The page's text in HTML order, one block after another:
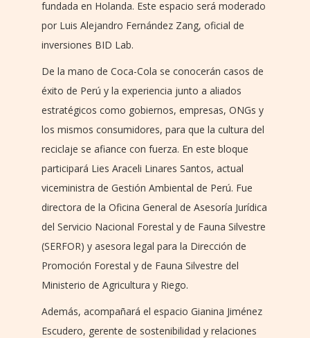
fundada en Holanda. Este espacio será moderado
por Luis Alejandro Fernández Zang, oficial de
inversiones BID Lab.
De la mano de Coca-Cola se conocerán casos de
éxito de Perú y la experiencia junto a aliados
estratégicos como gobiernos, empresas, ONGs y
los mismos consumidores, para que la cultura del
reciclaje se afiance con fuerza. En este bloque
participará Lies Araceli Linares Santos, actual
viceministra de Gestión Ambiental de Perú. Fue
directora de la Oficina General de Asesoría Jurídica
del Servicio Nacional Forestal y de Fauna Silvestre
(SERFOR) y asesora legal para la Dirección de
Promoción Forestal y de Fauna Silvestre del
Ministerio de Agricultura y Riego.
Además, acompañará el espacio Gianina Jiménez
Escudero, gerente de sostenibilidad y relaciones